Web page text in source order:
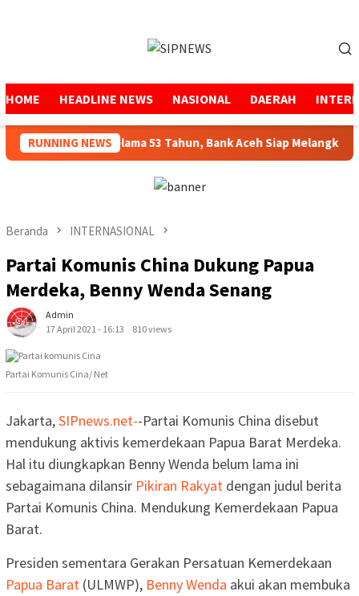
HOME HEADLINE NEWS NASIONAL DAERAH
RUNNING NEWS
Amanah Selama 53 Tahun, Bank Aceh Siap Melangkah
Beranda INTERNASIONAL
Partai Komunis China Dukung Papua
Merdeka, Benny Wenda Senang
Admin
17 April 2021 - 16:13
810 views
Partai Komunis Cina/ Net
Jakarta,SIPnews.net--Partai Komunis China disebut
mendukung aktivis kemerdekaan Papua Barat Merdeka.
Hal itu diungkapkan Benny Wenda belum lama ini
sebagaimana dilansir Pikiran Rakyat dengan judul berita
Partai Komunis China. Mendukung Kemerdekaan Papua
Barat.
Presiden sementara Gerakan Persatuan Kemerdekaan
Papua Barat (ULMWP), Benny Wenda akui akan membuka